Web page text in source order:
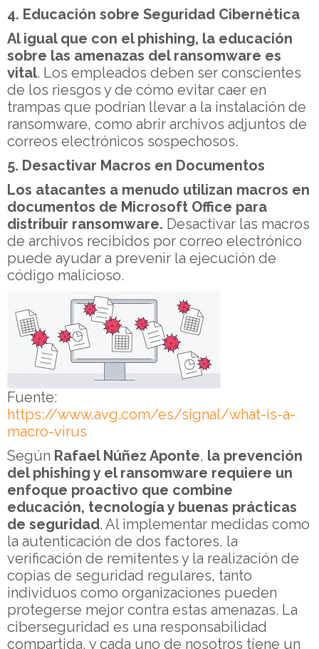
4. Educación sobre Seguridad Cibernética
Al igual que con el phishing, la educación
sobre las amenazas del ransomware es
vital. Los empleados deben ser conscientes
de los riesgos y de cómo evitar caer en
trampas que podrían llevar a la instalación de
ransomware, como abrir archivos adjuntos de
correos electrónicos sospechosos.
5. Desactivar Macros en Documentos
Los atacantes a menudo utilizan macros en
documentos de Microsoft Office para
distribuir ransomware. Desactivar las macros
de archivos recibidos por correo electrónico
puede ayudar a prevenir la ejecución de
código malicioso.
Fuente:
https://www.avg.com/es/signal/what-is-a-
macro-virus
Según Rafael Núñez Aponte, la prevención
del phishing y el ransomware requiere un
enfoque proactivo que combine
educación, tecnología y buenas prácticas
de seguridad. Al implementar medidas como
la autenticación de dos factores, la
verificación de remitentes y la realización de
copias de seguridad regulares, tanto
individuos como organizaciones pueden
protegerse mejor contra estas amenazas. La
ciberseguridad es una responsabilidad
compartida, y cada uno de nosotros tiene un